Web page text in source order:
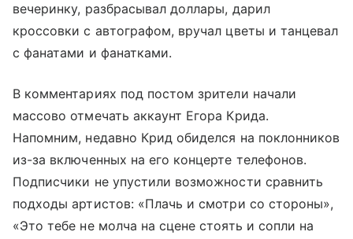
вечеринку, разбрасывал доллары, дарил
кроссовки с автографом, вручал цветы и танцевал
с фанатами и фанатками.
В комментариях под постом зрители начали
массово отмечать аккаунт Егора Крида.
Напомним, недавно Крид обиделся на поклонников
из-за включенных на его концерте телефонов.
Подписчики не упустили возможности сравнить
подходы артистов: «Плачь и смотри со стороны»,
«Это тебе не молча на сцене стоять и сопли на